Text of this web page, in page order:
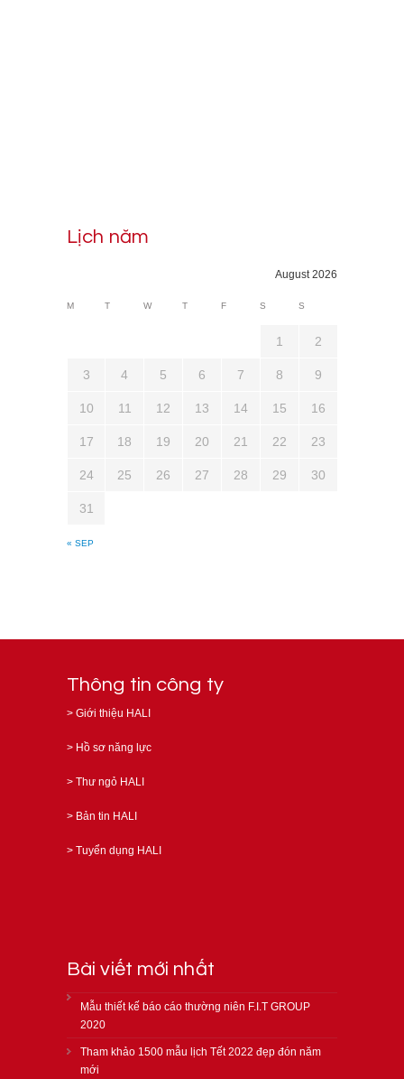
Lịch năm
August 2026
M T W T F S S
« SEP
1 2
3 4 5 6 7 8 9
10 11 12 13 14 15 16
17 18 19 20 21 22 23
24 25 26 27 28 29 30
31
Thông tin công ty
> Giới thiệu HALI
> Hồ sơ năng lực
> Thư ngỏ HALI
> Bản tin HALI
> Tuyển dụng HALI
Bài viết mới nhất
Mẫu thiết kế báo cáo thường niên F.I.T GROUP
2020
Tham khảo 1500 mẫu lịch Tết 2022 đẹp đón năm
mới